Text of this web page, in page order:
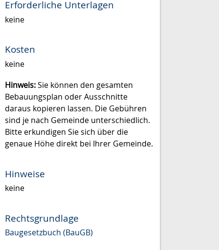
Erforderliche Unterlagen
keine
Kosten
keine
Hinweis:Sie können den gesamten
Bebauungsplan oder Ausschnitte
daraus kopieren lassen. Die Gebühren
sind je nach Gemeinde unterschiedlich.
Bitte erkundigen Sie sich über die
genaue Höhe direkt bei Ihrer Gemeinde.
Hinweise
keine
Rechtsgrundlage
Baugesetzbuch (BauGB)